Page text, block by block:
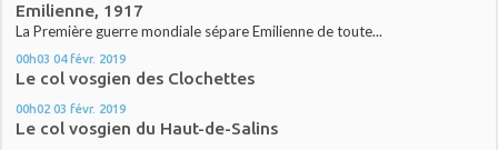
Emilienne, 1917
La Première guerre mondiale sépare Emilienne de toute...
00h03 04 févr. 2019
Le col vosgien des Clochettes
00h02 03 févr. 2019
Le col vosgien du Haut-de-Salins